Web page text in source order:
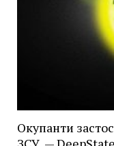
Окупанти